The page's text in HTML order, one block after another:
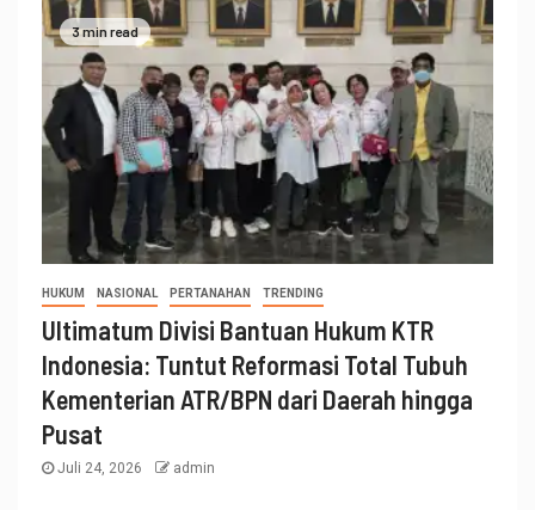
3 min read
HUKUM NASIONAL PERTANAHAN TRENDING
Ultimatum Divisi Bantuan Hukum KTR
Indonesia: Tuntut Reformasi Total Tubuh
Kementerian ATR/BPN dari Daerah hingga
Pusat
Juli 24, 2026 admin